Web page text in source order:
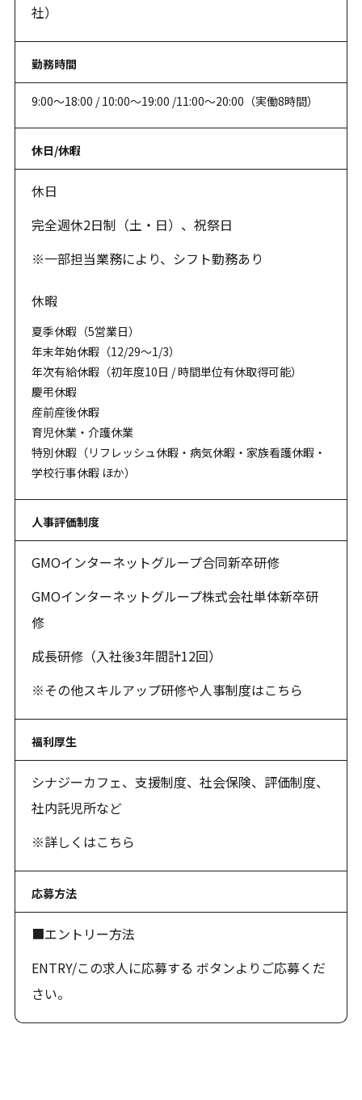
社）
勤務時間
9:00～18:00 / 10:00～19:00 /11:00～20:00（実働8時間）
休日/休暇
休日
完全週休2日制（土・日）、祝祭日
※一部担当業務により、シフト勤務あり
休暇
夏季休暇（5営業日）
年末年始休暇（12/29～1/3）
年次有給休暇（初年度10日 / 時間単位有休取得可能）
慶弔休暇
産前産後休暇
育児休業・介護休業
特別休暇（リフレッシュ休暇・病気休暇・家族看護休暇・
学校行事休暇 ほか）
人事評価制度
GMOインターネットグループ合同新卒研修
GMOインターネットグループ株式会社単体新卒研
修
成長研修（入社後3年間計12回）
※その他スキルアップ研修や人事制度はこちら
福利厚生
シナジーカフェ、支援制度、社会保険、評価制度、
社内託児所など
※詳しくはこちら
応募方法
■エントリー方法
ENTRY/この求人に応募する ボタンよりご応募くだ
さい。